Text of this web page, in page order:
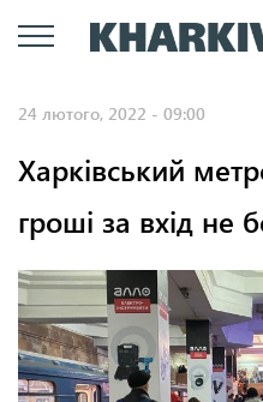
24 лютого, 2022 - 09:00
Харківський
гроші за вхід не